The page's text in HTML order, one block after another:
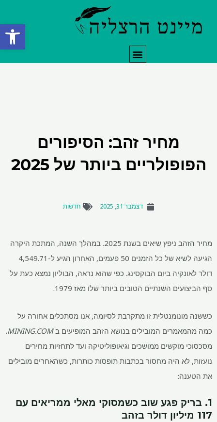
פתח
תפריט
מחיר זהב: הסיפורים
הפופולריים ביותר של 2025
דצמבר 31, 2025 חדשות
מחיר הזהב ניפץ שיאים בשנת 2025. במהלך השנה, המתכת היקרה
הגיעה לשיא של כל הזמנים 50 פעמים, האחרון הגיע ל-4,549.71
דולר לאונקיה ביום הבוקסינג. כפי שהוא נראה, הבוליון נמצא כעת על
סף הביצועים השנתיים הטובים ביותר שלו מאז 1979.
כששנה מונומנטלית זו מתקרבת לסיומה, אנו מסתכלים אחורה על
כמה מהמאמרים המובילים בנושא הזהב המופיעים בMINING.COM
.
מסכסוכי מוקשים ממושכים וגיאופוליטיקה ועד לתחזיות מחירים
נועזות, לא היה מחסור בכתבות תופסות כותרות, כשהאחרים מובילים
את הטענה:
1. בריק פגע שוב כשמסוקי מאלי ממריאים עם
117 מיליון דולר בזהב